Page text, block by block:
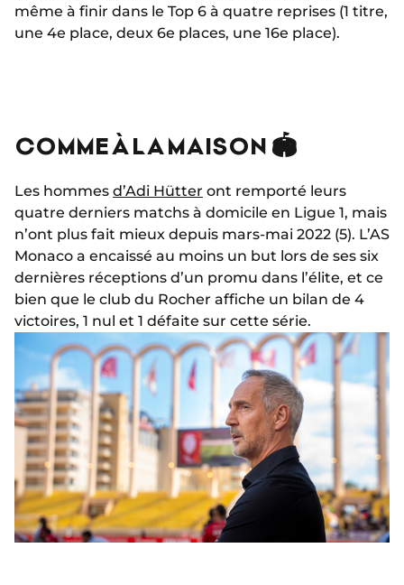
même à finir dans le Top 6 à quatre reprises (1 titre,
une 4e place, deux 6e places, une 16e place).
COMME À LA MAISON 🏟️
Les hommes d’Adi Hütter ont remporté leurs
quatre derniers matchs à domicile en Ligue 1, mais
n’ont plus fait mieux depuis mars-mai 2022 (5). L’AS
Monaco a encaissé au moins un but lors de ses six
dernières réceptions d’un promu dans l’élite, et ce
bien que le club du Rocher affiche un bilan de 4
victoires, 1 nul et 1 défaite sur cette série.